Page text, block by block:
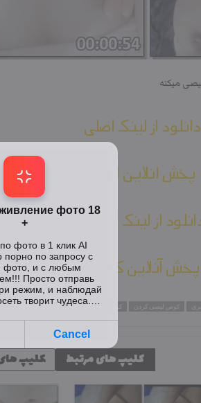
میکنه
دانلود از لینک اصلی
پخش انلاین اصلی
از لینک کمکی
پخش آنلاین کمکی
کلیپ های کوص لیصی کوص لیصی
کلیپ های مرتبط کلیپ